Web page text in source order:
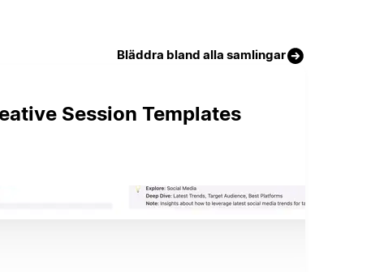
Bläddra bland alla samlingar
Session Templates